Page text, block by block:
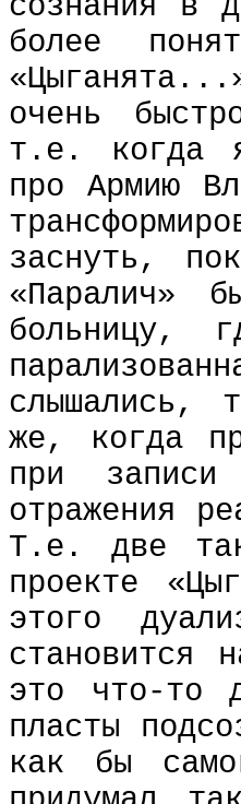
более
очень
т.е. когда я
про Армию
заснуть,
«Паралич»
больницу,
слышались,
же, когда
при
отражения
Т.е. две
проекте
этого
это что-то
пласты
как бы